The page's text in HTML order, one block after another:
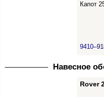
Капот
Навесное
Rover